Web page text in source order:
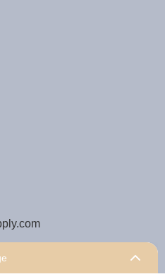
Building, Longfu